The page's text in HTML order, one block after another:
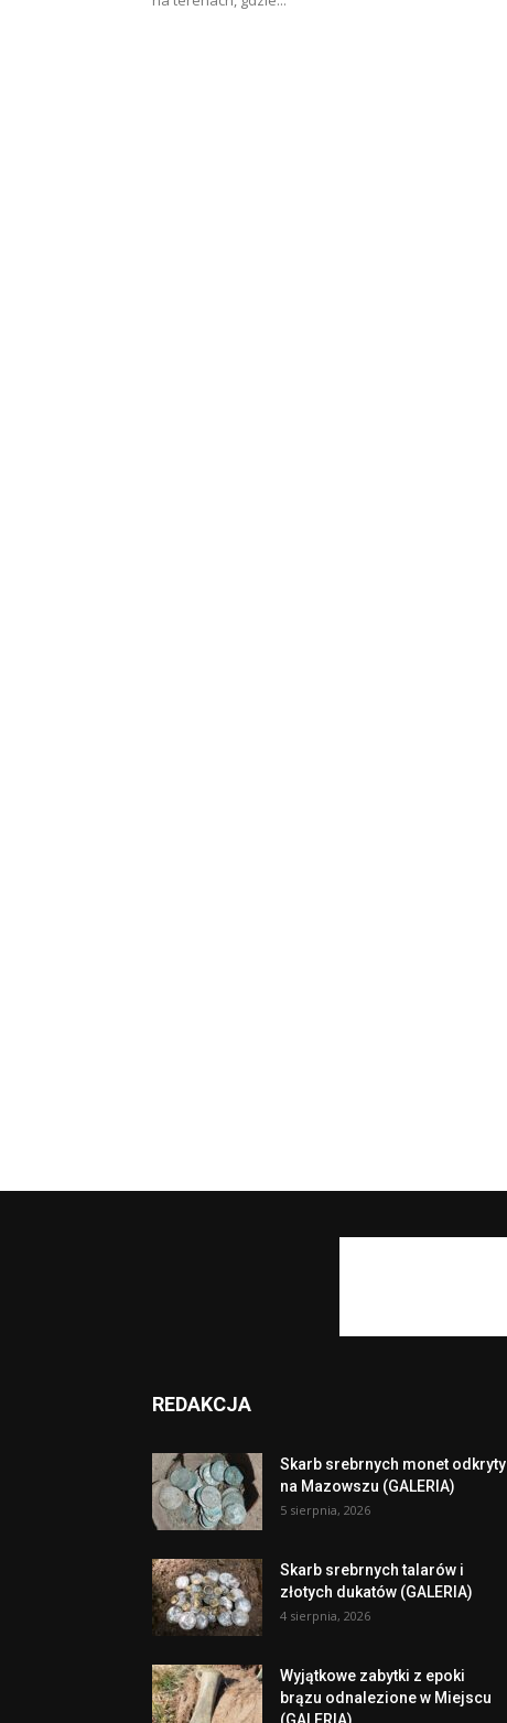
REDAKCJA
Skarb srebrnych monet odkryty
na Mazowszu (GALERIA)
5 sierpnia, 2026
Skarb srebrnych talarów i
złotych dukatów (GALERIA)
4 sierpnia, 2026
Wyjątkowe zabytki z epoki
brązu odnalezione w Miejscu